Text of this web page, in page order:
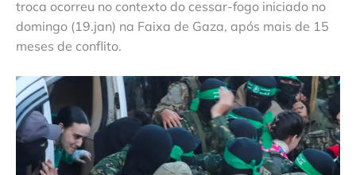
troca ocorreu no contexto do cessar-fogo iniciado no
domingo (19.jan) na Faixa de Gaza, após mais de 15
meses de conflito.